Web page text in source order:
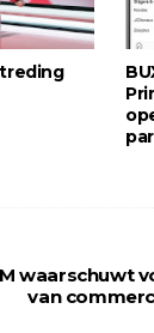
waarschuwt
van